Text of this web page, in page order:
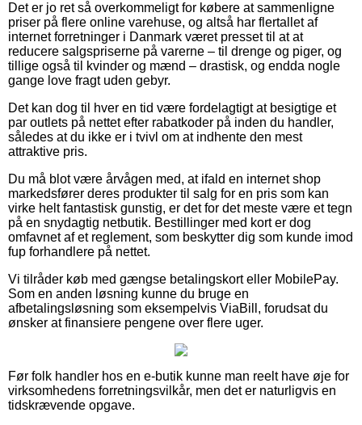
Det er jo ret så overkommeligt for købere at sammenligne
priser på flere online varehuse, og altså har flertallet af
internet forretninger i Danmark været presset til at at
reducere salgspriserne på varerne – til drenge og piger, og
tillige også til kvinder og mænd – drastisk, og endda nogle
gange love fragt uden gebyr.
Det kan dog til hver en tid være fordelagtigt at besigtige et
par outlets på nettet efter rabatkoder på inden du handler,
således at du ikke er i tvivl om at indhente den mest
attraktive pris.
Du må blot være årvågen med, at ifald en internet shop
markedsfører deres produkter til salg for en pris som kan
virke helt fantastisk gunstig, er det for det meste være et tegn
på en snydagtig netbutik. Bestillinger med kort er dog
omfavnet af et reglement, som beskytter dig som kunde imod
fup forhandlere på nettet.
Vi tilråder køb med gængse betalingskort eller MobilePay.
Som en anden løsning kunne du bruge en
afbetalingsløsning som eksempelvis ViaBill, forudsat du
ønsker at finansiere pengene over flere uger.
Før folk handler hos en e-butik kunne man reelt have øje for
virksomhedens forretningsvilkår, men det er naturligvis en
tidskrævende opgave.